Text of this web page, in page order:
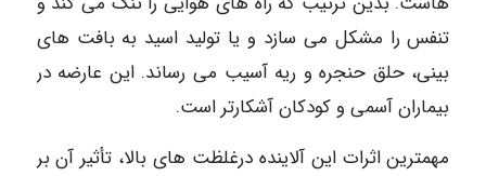
تنفس را مشکل می سازد و یا تولید اسید به بافت های
بینی، حلق حنجره و ریه آسیب می رساند. این عارضه در
بیماران آسمی و کودکان آشکارتر است.
مهمترین اثرات این آلاینده درغلظت های بالا، تأثیر آن بر